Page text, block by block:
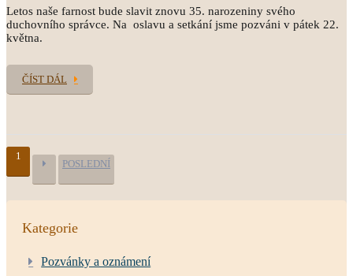
Letos naše farnost bude slavit znovu 35. narozeniny svého
duchovního správce. Na oslavu a setkání jsme pozváni v pátek 22.
května.
ČÍST DÁL
1
POSLEDNÍ
Kategorie
Pozvánky a oznámení